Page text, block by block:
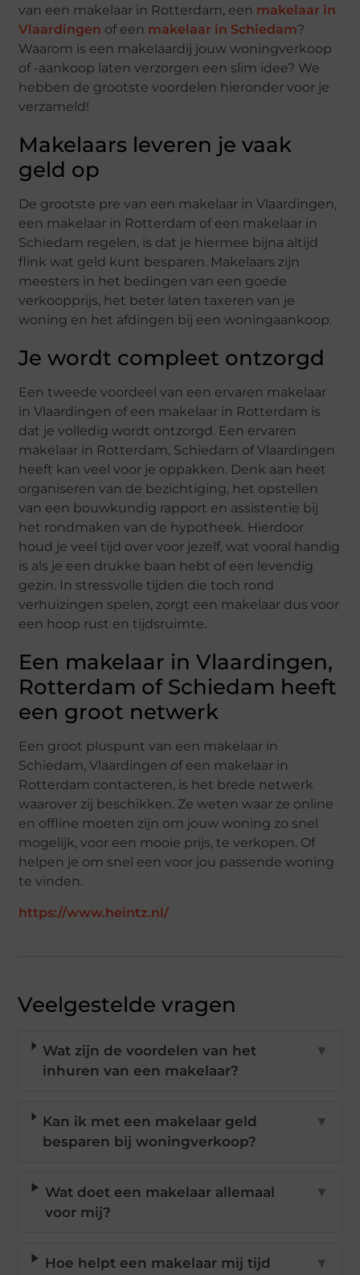
van een makelaar in Rotterdam, een makelaar in
Vlaardingen of een makelaar in Schiedam?
Waarom is een makelaardij jouw woningverkoop
of -aankoop laten verzorgen een slim idee? We
hebben de grootste voordelen hieronder voor je
verzameld!
Makelaars leveren je vaak
geld op
De grootste pre van een makelaar in Vlaardingen,
een makelaar in Rotterdam of een makelaar in
Schiedam regelen, is dat je hiermee bijna altijd
flink wat geld kunt besparen. Makelaars zijn
meesters in het bedingen van een goede
verkoopprijs, het beter laten taxeren van je
woning en het afdingen bij een woningaankoop.
Je wordt compleet ontzorgd
Een tweede voordeel van een ervaren makelaar
in Vlaardingen of een makelaar in Rotterdam is
dat je volledig wordt ontzorgd. Een ervaren
makelaar in Rotterdam, Schiedam of Vlaardingen
heeft kan veel voor je oppakken. Denk aan heet
organiseren van de bezichtiging, het opstellen
van een bouwkundig rapport en assistentie bij
het rondmaken van de hypotheek. Hierdoor
houd je veel tijd over voor jezelf, wat vooral handig
is als je een drukke baan hebt of een levendig
gezin. In stressvolle tijden die toch rond
verhuizingen spelen, zorgt een makelaar dus voor
een hoop rust en tijdsruimte.
Een makelaar in Vlaardingen,
Rotterdam of Schiedam heeft
een groot netwerk
Een groot pluspunt van een makelaar in
Schiedam, Vlaardingen of een makelaar in
Rotterdam contacteren, is het brede netwerk
waarover zij beschikken. Ze weten waar ze online
en offline moeten zijn om jouw woning zo snel
mogelijk, voor een mooie prijs, te verkopen. Of
helpen je om snel een voor jou passende woning
te vinden.
https://www.heintz.nl/
Veelgestelde vragen
Wat zijn de voordelen van het
inhuren van een makelaar?
▼
Kan ik met een makelaar geld
besparen bij woningverkoop?
▼
Wat doet een makelaar allemaal
voor mij?
▼
Hoe helpt een makelaar mij tijd ▼